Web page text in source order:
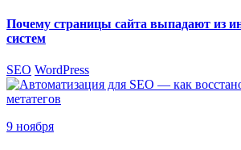
Почему страницы сайта выпадают из
систем
SEO WordPress
9 ноября